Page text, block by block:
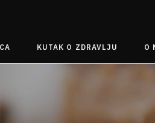
KUTAK O ZDRAVLJU O